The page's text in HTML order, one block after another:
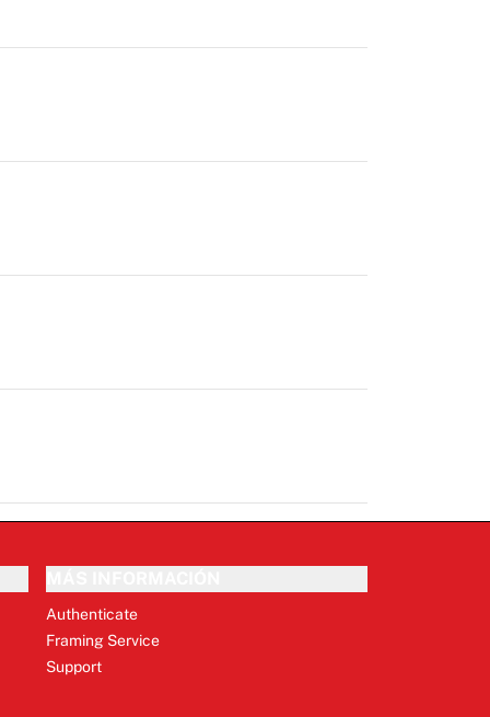
Authenticate
Framing Service
Support